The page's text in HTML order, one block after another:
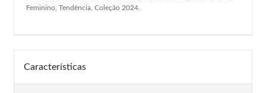
Feminino, Tendência, Coleção 2024.
Características